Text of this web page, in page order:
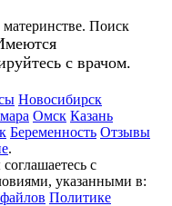
Поиск
с врачом.
Новосибирск
Омск Казань
Беременность Отзывы
.
с
указанными в:
Политике